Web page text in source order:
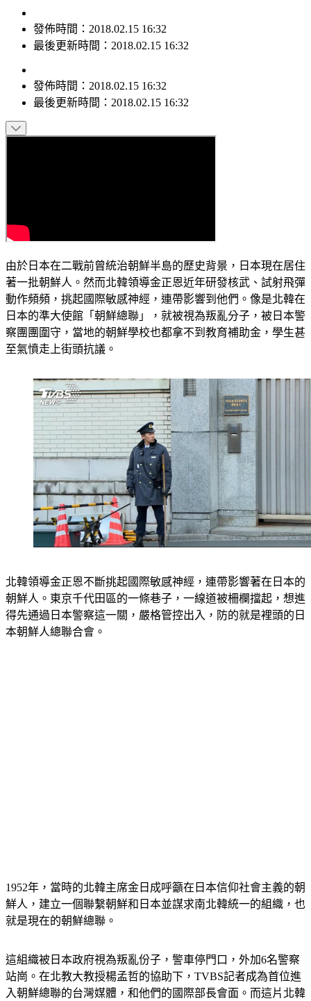
發佈時間：2018.02.15 16:32
發佈時間：2018.02.15 16:32
由於日本在二戰前曾統治朝鮮半島的歷史背景，日本現在居住
著一批朝鮮人。然而北韓領導金正恩近年研發核武、試射飛彈
動作頻頻，挑起國際敏感神經，連帶影響到他們。像是北韓在
日本的準大使館「朝鮮總聯」，就被視為叛亂分子，被日本警
察團團圍守，當地的朝鮮學校也都拿不到教育補助金，學生甚
北韓領導金正恩不斷挑起國際敏感神經，連帶影響著在日本的
朝鮮人。東京千代田區的一條巷子，一線道被柵欄擋起，想進
得先通過日本警察這一關，嚴格管控出入，防的就是裡頭的日
1952年，當時的北韓主席金日成呼籲在日本信仰社會主義的朝
鮮人，建立一個聯繫朝鮮和日本並謀求南北韓統一的組織，也
這組織被日本政府視為叛亂份子，警車停門口，外加6名警察
站崗。在北教大教授楊孟哲的協助下，TVBS記者成為首位進